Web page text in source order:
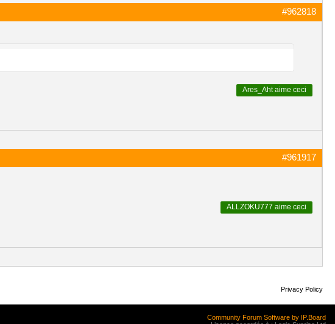
#962818
Ares_Ahtaime ceci
#961917
ALLZOKU777 aime ceci
Privacy Policy
Community Forum Software by IP.Board